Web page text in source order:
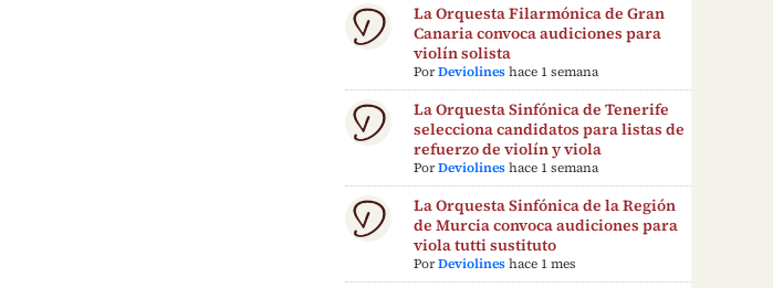
La Orquesta Filarmónica de Gran
Canaria convoca audiciones para
violín solista
PorDeviolines hace 1 semana
La Orquesta Sinfónica de Tenerife
selecciona candidatos para listas de
refuerzo de violín y viola
PorDeviolines hace 1 semana
La Orquesta Sinfónica de la Región
de Murcia convoca audiciones para
viola tutti sustituto
PorDeviolines hace 1 mes